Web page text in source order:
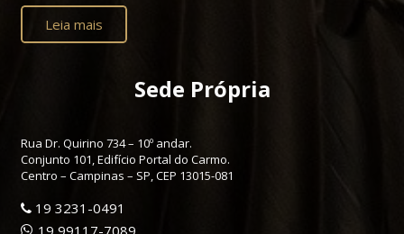
possibilitando perceber, o quão importante é a
comunicação e atenção que devemos ter com
estão a nosso redor convivendo, dividindo e
compartilhando! Além de proporcionar uma
em uma experiência realista com muita beleza e
vida. Mais uma vez a Razão Humana inovando no
parabéns!!!
Leia mais
Sede Própria
Rua Dr. Quirino 734 – 10º andar.
Conjunto 101, Edifício Portal do Carmo.
Centro – Campinas – SP, CEP 13015-081
19 3231-0491